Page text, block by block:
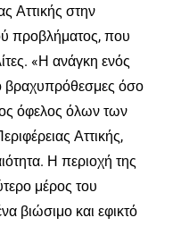
Αττικής στην
προβλήματος, που
«Η ανάγκη ενός
βραχυπρόθεσμες όσο
όφελος όλων των
Αττικής,
Η περιοχή της
μέρος του
βιώσιμο και εφικτό